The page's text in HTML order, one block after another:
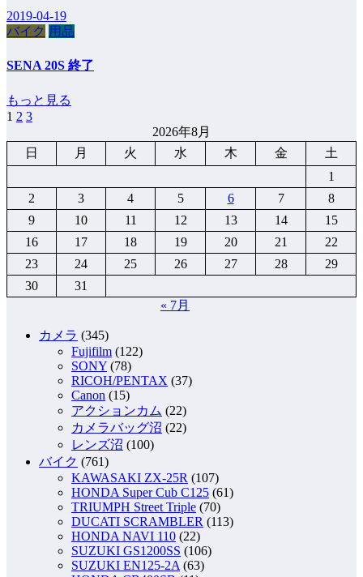
2019-04-19
バイク 用品
SENA 20S 終了
もっと見る
投
稿
の
ジ
送
り
1 2 3
2026年8月
日
月 火 水 木 金
土
1
2
3 4 5 6 7
8
9
10 11 12 13 14
15
16
17 18 19 20 21
22
23
24 25 26 27 28
29
30
31
« 7月
カメラ (345)
Fujifilm (122)
SONY (78)
RICOH/PENTAX (37)
Canon (15)
アクションカム (22)
カメラバッグ沼 (22)
レンズ沼 (100)
バイク (761)
KAWASAKI ZX-25R (107)
HONDA Super Cub C125 (61)
TRIUMPH Street Triple (70)
DUCATI SCRAMBLER (113)
HONDA NAVI 110 (22)
SUZUKI GS1200SS (106)
SUZUKI EN125-2A (63)